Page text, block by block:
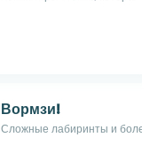
Вормзи!
Сложные лабиринты и